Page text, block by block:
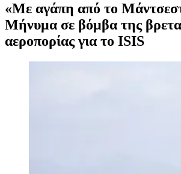
«Με αγάπη από το
Μήνυμα σε βόμβα της
αεροπορίας για το ISIS